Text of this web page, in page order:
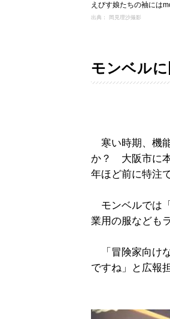
えびす娘たちの袖には
出典： 岡見理沙撮影
モンベル
寒い時期、機
か？ 大阪市に
年ほど前に特注
モンベルでは
業用の服なども
「冒険家向け
ですね」と広報